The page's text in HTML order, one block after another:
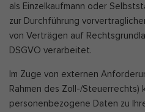
als Einzelkaufmann oder
zur Durchführung
von Verträgen auf
DSGVO verarbeitet.
Im Zuge von externen
Rahmen des Zoll-/Steuerrechts)
personenbezogene Daten zu